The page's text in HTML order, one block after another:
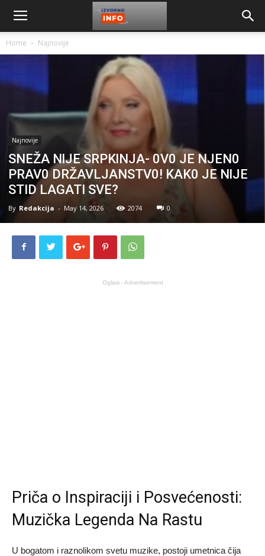
Home Najnovije
Najnovije
SNEŽA NlJE SRPKlNJA- 0V0 JE NJEN0
PRAV0 DRŽAVLJANSTV0! KAK0 JE NlJE
STID LAGATI SVE?
By Redakcija - May 14, 2026 2074 0
Oglasi - Advertisement
Priča o Inspiraciji i Posvećenosti:
Muzička Legenda Na Rastu
U bogatom i raznolikom svetu muzike, postoji umetnica čija